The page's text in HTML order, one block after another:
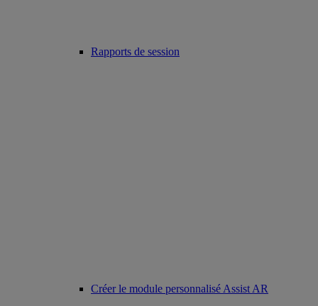
Rapports de session
Créer le module personnalisé Assist AR